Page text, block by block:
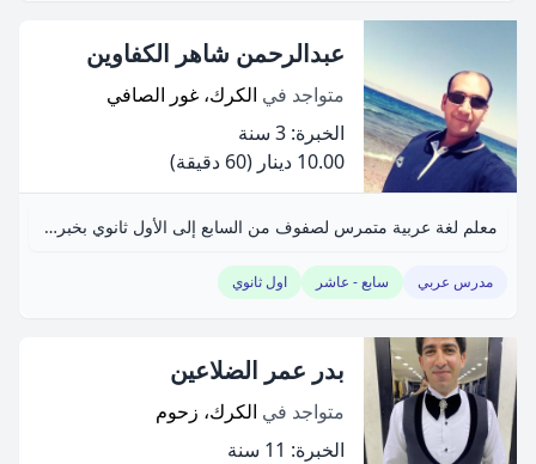
عبدالرحمن شاهر الكفاوين
متواجد في الكرك، غور الصافي
الخبرة: 3 سنة
10.00 دينار
(60 دقيقة)
معلم لغة عربية متمرس لصفوف من السابع إلى الأول ثانوي بخبرة ثلاث سنوات.
مدرس عربي سابع - عاشر اول ثانوي
بدر عمر الضلاعين
متواجد في الكرك، زحوم
الخبرة: 11 سنة